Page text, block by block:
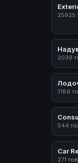
25925
2039
1186
544
Car
271